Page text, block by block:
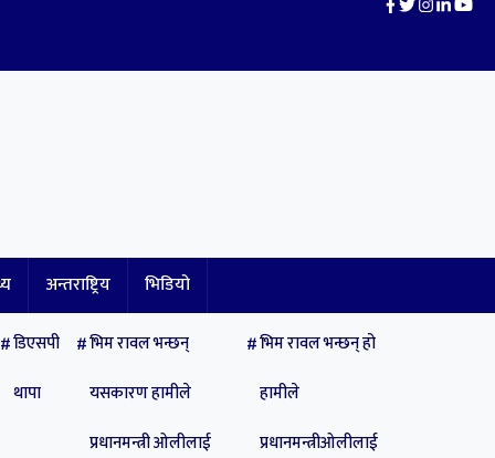
अन्तराष्ट्रिय भिडियो
डिएसपी
थापा
भिम रावल भन्छन्
यसकारण हामीले
प्रधानमन्त्री ओलीलाई
भिम रावल भन्छन् हो
हामीले
प्रधानमन्त्रीओलीलाई